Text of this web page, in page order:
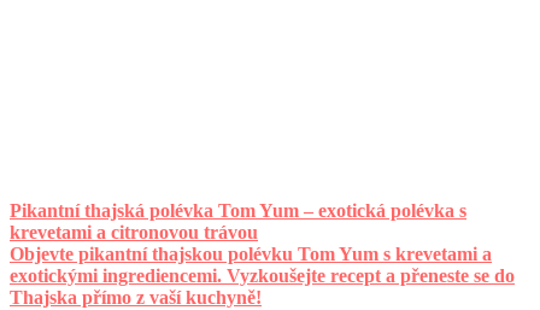
Pikantní thajská polévka Tom Yum – exotická polévka s
krevetami a citronovou trávou
Objevte pikantní thajskou polévku Tom Yum s krevetami a
exotickými ingrediencemi. Vyzkoušejte recept a přeneste se do
Thajska přímo z vaší kuchyně!